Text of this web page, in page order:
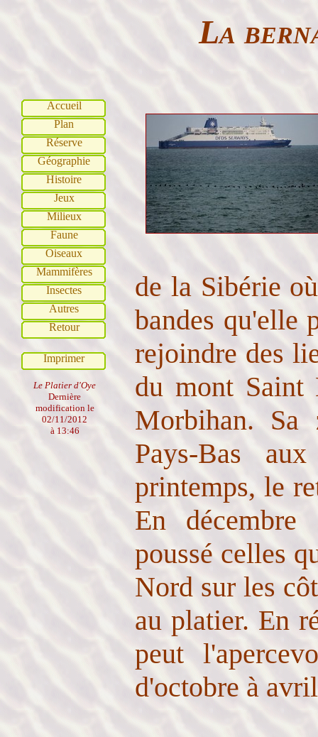
La
Accueil
Plan
Réserve
Géographie
Histoire
Jeux
Milieux
Faune
Oiseaux
Mammifères
Insectes
Autres
Retour
Imprimer
Le Platier d'Oye
Dernière
modification le
02/11/2012
à 13:46
de la Sibérie
bandes qu'elle
rejoindre des
du mont
Morbihan. Sa
Pays-Bas
printemps, le
En
poussé celles
Nord sur les
au platier. En
peut
d'octobre à